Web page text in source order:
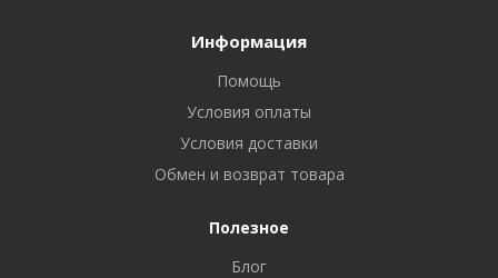
Информация
Помощь
Условия оплаты
Условия доставки
Обмен и возврат товара
Полезное
Блог